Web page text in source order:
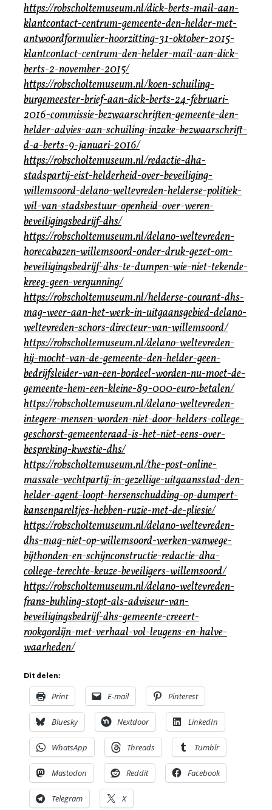
https://robscholtemuseum.nl/dick-berts-mail-aan-
klantcontact-centrum-gemeente-den-helder-met-
antwoordformulier-hoorzitting-31-oktober-2015-
klantcontact-centrum-den-helder-mail-aan-dick-
berts-2-november-2015/
https://robscholtemuseum.nl/koen-schuiling-
burgemeester-brief-aan-dick-berts-24-februari-
2016-commissie-bezwaarschriften-gemeente-den-
helder-advies-aan-schuiling-inzake-bezwaarschrift-
d-a-berts-9-januari-2016/
https://robscholtemuseum.nl/redactie-dha-
stadspartij-eist-helderheid-over-beveiliging-
willemsoord-delano-weltevreden-helderse-politiek-
wil-van-stadsbestuur-openheid-over-weren-
beveiligingsbedrijf-dhs/
https://robscholtemuseum.nl/delano-weltevreden-
horecabazen-willemsoord-onder-druk-gezet-om-
beveiligingsbedrijf-dhs-te-dumpen-wie-niet-tekende-
kreeg-geen-vergunning/
https://robscholtemuseum.nl/helderse-courant-dhs-
mag-weer-aan-het-werk-in-uitgaansgebied-delano-
weltevreden-schors-directeur-van-willemsoord/
https://robscholtemuseum.nl/delano-weltevreden-
hij-mocht-van-de-gemeente-den-helder-geen-
bedrijfsleider-van-een-bordeel-worden-nu-moet-de-
gemeente-hem-een-kleine-89-000-euro-betalen/
https://robscholtemuseum.nl/delano-weltevreden-
integere-mensen-worden-niet-door-helders-college-
geschorst-gemeenteraad-is-het-niet-eens-over-
bespreking-kwestie-dhs/
https://robscholtemuseum.nl/the-post-online-
massale-vechtpartij-in-gezellige-uitgaansstad-den-
helder-agent-loopt-hersenschudding-op-dumpert-
kansenpareltjes-hebben-ruzie-met-de-pliesie/
https://robscholtemuseum.nl/delano-weltevreden-
dhs-mag-niet-op-willemsoord-werken-vanwege-
bijthonden-en-schijnconstructie-redactie-dha-
college-terechte-keuze-beveiligers-willemsoord/
https://robscholtemuseum.nl/delano-weltevreden-
frans-buhling-stopt-als-adviseur-van-
beveiligingsbedrijf-dhs-gemeente-creeert-
rookgordijn-met-verhaal-vol-leugens-en-halve-
waarheden/
Dit delen:
Print E-mail Pinterest
Bluesky Nextdoor LinkedIn
WhatsApp Threads Tumblr
Mastodon Reddit Facebook
Telegram X